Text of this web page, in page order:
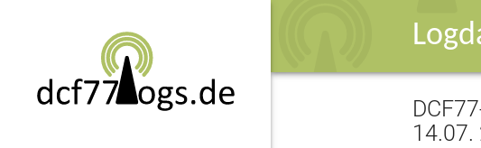
14.07.